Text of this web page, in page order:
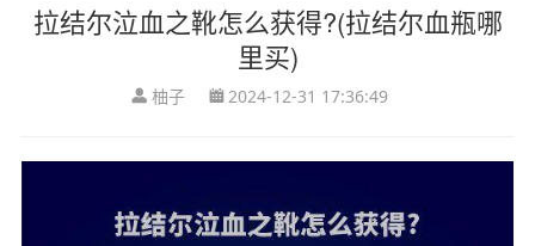
拉结尔泣血之靴怎么获得?(拉结尔血瓶哪
里买)
柚子 2024-12-31 17:36:49